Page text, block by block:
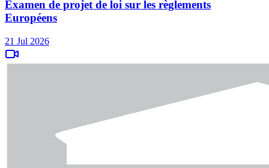
Examen de projet de loi sur les règlements
Européens
21 Jul 2026